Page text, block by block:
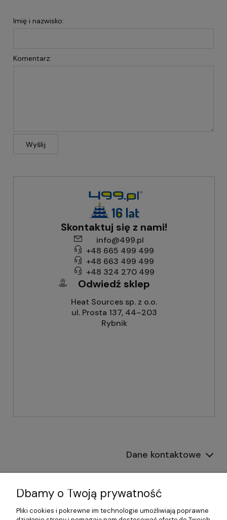
Imię i nazwisko:
Komentarz:
Wyślij
Skontaktuj się z nami!
info@499.pl
+48 665 499 499
+48 663 499 499
+48 324 270 499
Odwiedź sklep
Heat Sources sp. z o.o.
ul. Prosta 137, 44–203
Rybnik
Dane kontaktowe
Informacje
Płatności i dostawa
Dbamy o Twoją prywatność
Pliki cookies i pokrewne im technologie umożliwiają poprawne